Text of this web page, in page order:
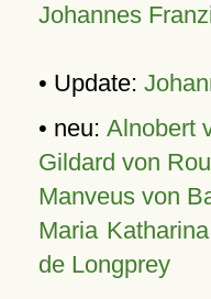
Johannes
• Update:
• neu: Alnobert
Gildard von
Manveus von
Maria
de Longprey